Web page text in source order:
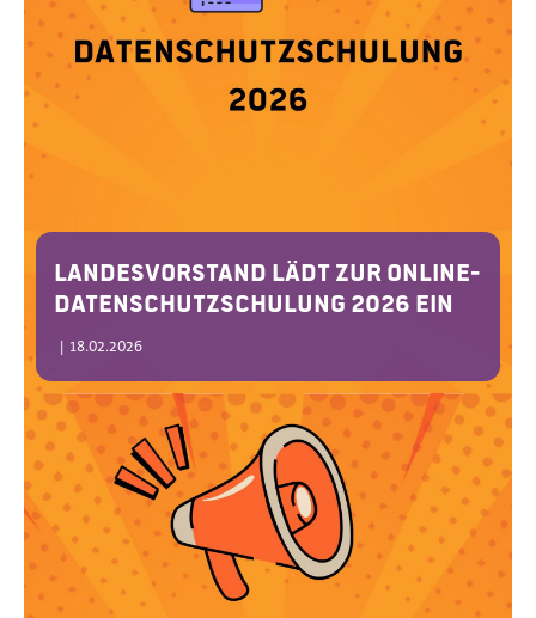
Landesvorstand lädt zur Online-
Datenschutzschulung 2026 ein
| 18.02.2026